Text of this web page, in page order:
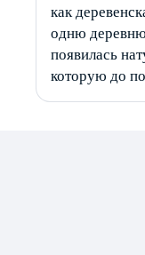
как
одню
появилась
которую до